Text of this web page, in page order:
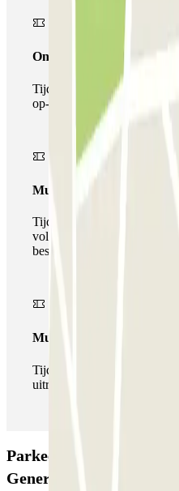
Onepass
Tijdens je verblijf kun je de
op- en afrijden.
Multiparking pass
Tijdens uw verblijf kunt u
volledige netwerk van
beschikbaar bij Parclick.
Multipass
Tijdens je verblijf kun je de
uitrijden als je wilt.
Parkeergarage AENA
General P1: